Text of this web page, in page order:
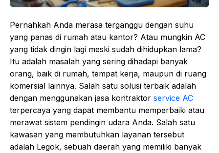
Pernahkah Anda merasa terganggu dengan suhu
yang panas di rumah atau kantor? Atau mungkin AC
yang tidak dingin lagi meski sudah dihidupkan lama?
Itu adalah masalah yang sering dihadapi banyak
orang, baik di rumah, tempat kerja, maupun di ruang
komersial lainnya. Salah satu solusi terbaik adalah
dengan menggunakan jasa kontraktor service AC
terpercaya yang dapat membantu memperbaiki atau
merawat sistem pendingin udara Anda. Salah satu
kawasan yang membutuhkan layanan tersebut
adalah Legok, sebuah daerah yang memiliki banyak